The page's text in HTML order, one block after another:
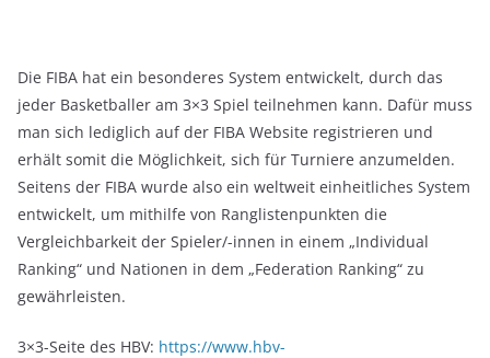
Die FIBA hat ein besonderes System entwickelt, durch das
jeder Basketballer am 3×3 Spiel teilnehmen kann. Dafür muss
man sich lediglich auf der FIBA Website registrieren und
erhält somit die Möglichkeit, sich für Turniere anzumelden.
Seitens der FIBA wurde also ein weltweit einheitliches System
entwickelt, um mithilfe von Ranglistenpunkten die
Vergleichbarkeit der Spieler/-innen in einem „Individual
Ranking“ und Nationen in dem „Federation Ranking“ zu
gewährleisten.
3×3-Seite des HBV: https://www.hbv-